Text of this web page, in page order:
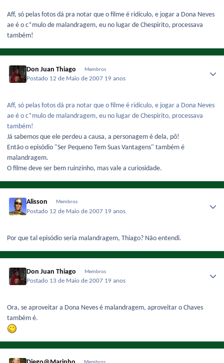
Aff, só pelas fotos dá pra notar que o filme é ridículo, e jogar a Dona Neves
ae é o c*mulo de malandragem, eu no lugar de Chespirito, processava
também!
Don Juan Thiago Membros
Postado 12 de Maio de 2007 19 anos
Aff, só pelas fotos dá pra notar que o filme é ridículo, e jogar a Dona Neves
ae é o c*mulo de malandragem, eu no lugar de Chespirito, processava
também!
Já sabemos que ele perdeu a causa, a personagem é dela, pô!
Então o episódio "Ser Pequeno Tem Suas Vantagens" também é
malandragem.
O filme deve ser bem ruinzinho, mas vale a curiosidade.
Alisson Membros
Postado 12 de Maio de 2007 19 anos
Por que tal episódio seria malandragem, Thiago? Não entendi.
Don Juan Thiago Membros
Postado 13 de Maio de 2007 19 anos
Ora, se aproveitar a Dona Neves é malandragem, aproveitar o Chaves
também é.